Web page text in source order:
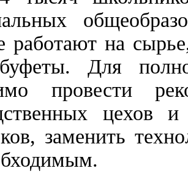
работают на
Для
провести
цехов
заменить